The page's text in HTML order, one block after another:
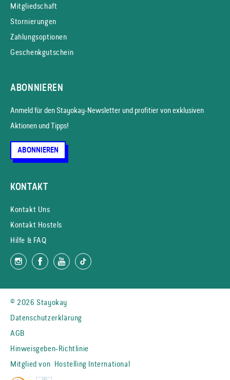
Mitgliedschaft
Stornierungen
Zahlungsoptionen
Geschenkgutschein
ABONNIEREN
Anmeld für den Stayokay-News­letter und profitier von exklusiven
Aktionen und Tipps!
ABONNIEREN
KONTAKT
Kontakt Uns
Kontakt Hostels
Hilfe & FAQ
© 2026 Stayokay
Datenschutzerklärung
AGB
Hinweisgeben-Richtlinie
Mitglied von Hostelling International